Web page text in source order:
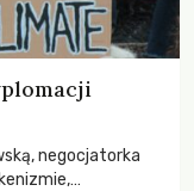
negocjatorka